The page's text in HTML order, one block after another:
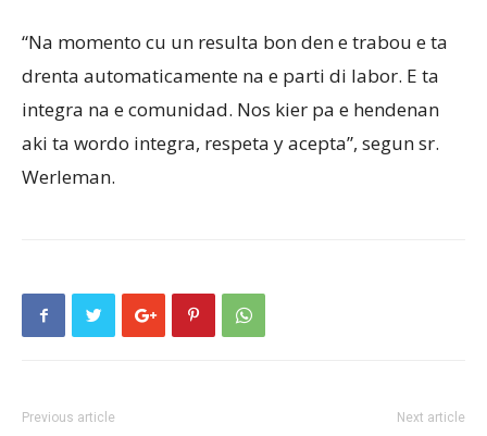
“Na momento cu un resulta bon den e trabou e ta
drenta automaticamente na e parti di labor. E ta
integra na e comunidad. Nos kier pa e hendenan
aki ta wordo integra, respeta y acepta”, segun sr.
Werleman.
Previous article Next article